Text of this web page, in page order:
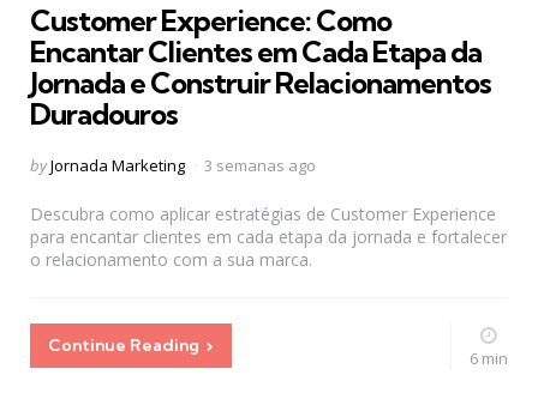
Customer Experience: Como
Encantar Clientes em Cada Etapa da
Jornada e Construir Relacionamentos
Duradouros
Posted
byJornada Marketing 3 semanas ago
Descubra como aplicar estratégias de Customer Experience
para encantar clientes em cada etapa da jornada e fortalecer
o relacionamento com a sua marca.
Continue Reading
6 min